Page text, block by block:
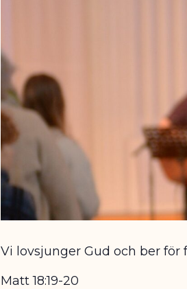
Vi lovsjunger Gud och ber för
Matt 18:19-20